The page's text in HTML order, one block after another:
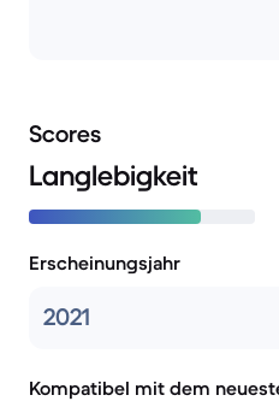
Scores
Langlebigkeit
Erscheinungsjahr
2021
Kompatibel mit dem